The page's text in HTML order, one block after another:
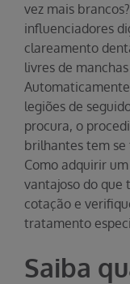
vez mais
influenciadores
clareamento
livres de
legiões de
procura, o
brilhantes tem se
Como adquirir um
vantajoso do que
cotação e
tratamento
Saiba